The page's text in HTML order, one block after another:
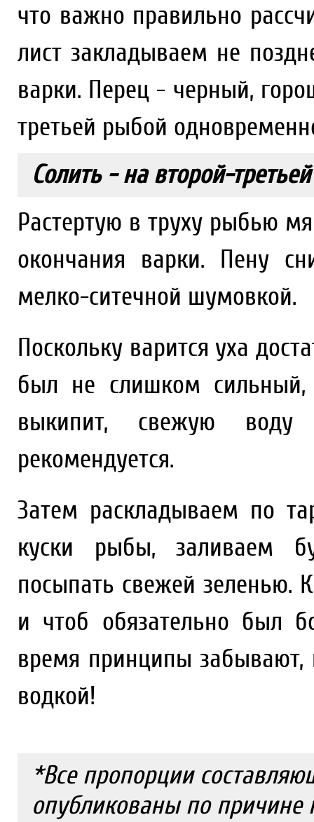
что важно правильно
лист закладываем не
варки. Перец - черный,
третьей рыбой
Солить - на второй-
Растертую в труху рыбью
окончания варки. Пену
мелко-ситечной шумовкой.
Поскольку варится уха
был не слишком
выкипит, свежую воду
рекомендуется.
Затем раскладываем по
куски рыбы, заливаем
посыпать свежей зеленью.
и чтоб обязательно был
время принципы забывают,
водкой!
*Все пропорции
опубликованы по причине